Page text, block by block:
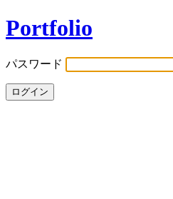
Portfolio
パスワード